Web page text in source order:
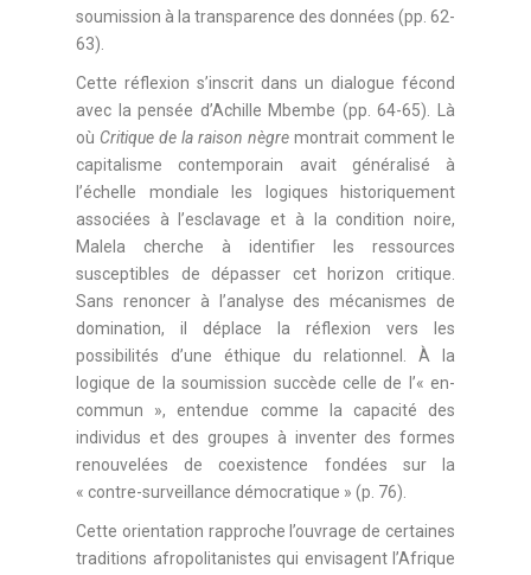
soumission à la transparence des données (pp. 62-
63).
Cette réflexion s’inscrit dans un dialogue fécond
avec la pensée d’Achille Mbembe (pp. 64-65). Là
où Critique de la raison nègre montrait comment le
capitalisme contemporain avait généralisé à
l’échelle mondiale les logiques historiquement
associées à l’esclavage et à la condition noire,
Malela cherche à identifier les ressources
susceptibles de dépasser cet horizon critique.
Sans renoncer à l’analyse des mécanismes de
domination, il déplace la réflexion vers les
possibilités d’une éthique du relationnel. À la
logique de la soumission succède celle de l’« en-
commun », entendue comme la capacité des
individus et des groupes à inventer des formes
renouvelées de coexistence fondées sur la
« contre-surveillance démocratique » (p. 76).
Cette orientation rapproche l’ouvrage de certaines
traditions afropolitanistes qui envisagent l’Afrique